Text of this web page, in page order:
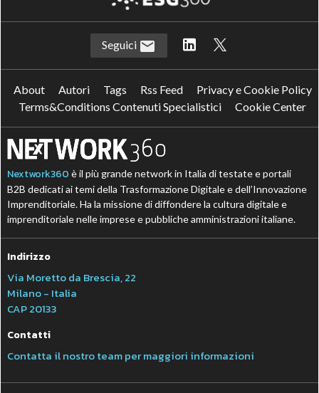
Seguici
About Autori Tags Rss Feed
Privacy e Cookie Policy
Terms&Conditions Contenuti Specialistici
Cookie Center
Nextwork360 è il più grande network in Italia di testate e portali
B2B dedicati ai temi della Trasformazione Digitale e dell’Innovazione
Imprenditoriale. Ha la missione di diffondere la cultura digitale e
imprenditoriale nelle imprese e pubbliche amministrazioni italiane.
Indirizzo
Via Moretto da Brescia, 22
Milano - Italia
CAP 20133
Contatti
Contatta il nostro team per maggiori informazioni